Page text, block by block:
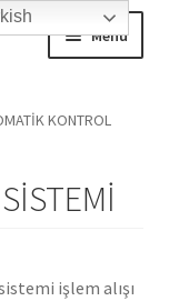
Menu
KONTROL
işlem alışı